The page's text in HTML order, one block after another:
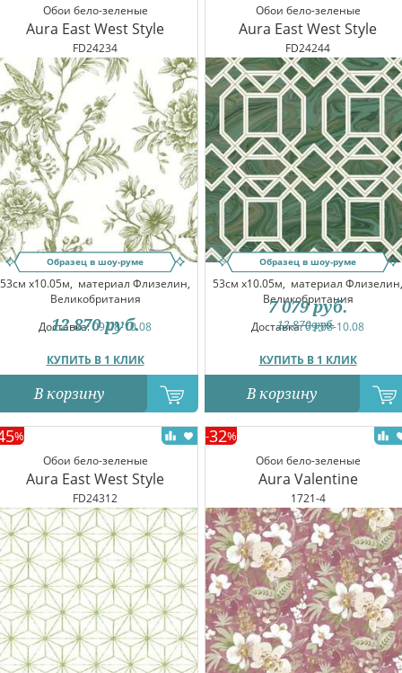
Обои бело-зеленые
Aura East West Style
FD24234
Образец в шоу-руме
53см x10.05м, материал Флизелин,
Великобритания
Доставка:09.08-10.08
КУПИТЬ В 1 КЛИК
12 870 руб.
В корзину
Обои бело-зеленые
Aura East West Style
FD24244
Образец в шоу-руме
53см x10.05м, материал Флизелин,
Великобритания
Доставка:09.08-10.08
КУПИТЬ В 1 КЛИК
12 870руб.
7 079 руб.
В корзину
Обои бело-зеленые
Aura East West Style
FD24312
%
Обои бело-зеленые
Aura Valentine
1721-4
-32%